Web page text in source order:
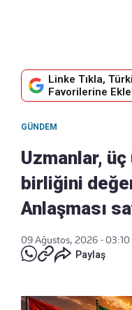
Linke Tıkla,
Favorilerine
GÜNDEM
Uzmanlar,
birliğini
Anlaşması
09 Ağustos, 2026 - 03:10
Paylaş